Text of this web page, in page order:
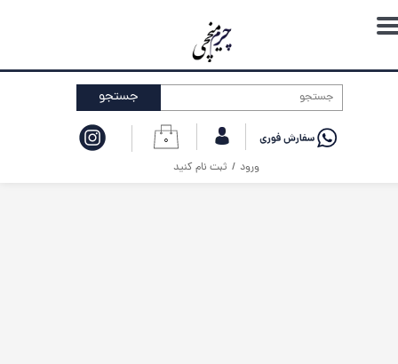
۰
ورود / ثبت نام کنید
حساب کاربری من
تغییر گذر واژه
خروج از حساب کاربری
جستجو